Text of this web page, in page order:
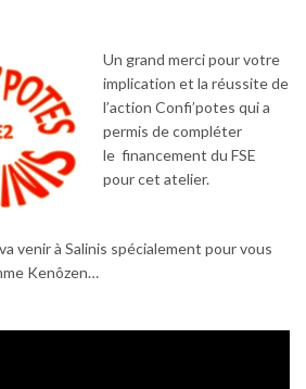
Un grand merci pour votre
implication et la réussite de
l’action Confi’potes qui a
permis de compléter
le financement du FSE
pour cet atelier.
venir à Salinis spécialement pour vous
Kenôzen…